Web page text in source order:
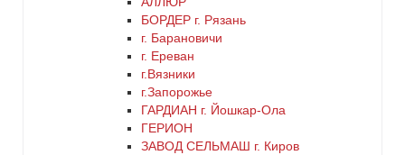
БОРДЕР г. Рязань
г. Барановичи
г. Ереван
г.Вязники
г.Запорожье
ГАРДИАН г. Йошкар-Ола
ГЕРИОН
ЗАВОД СЕЛЬМАШ г. Киров